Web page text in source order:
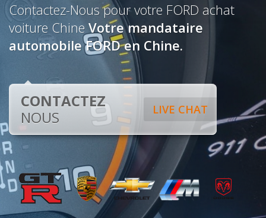
Contactez-Nous pour votre FORD achat
voiture Chine Votre mandataire
automobile FORD en Chine.
LIVE CHAT
CONTACTEZ
NOUS